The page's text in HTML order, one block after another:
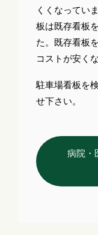
くくなってい
板は既存看板
た。既存看板
コストが安く
駐車場看板を
せ下さい。
病院・